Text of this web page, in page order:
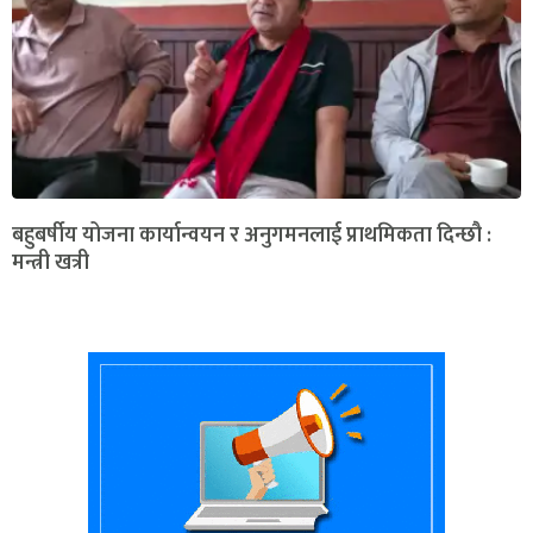
बहुबर्षीय योजना कार्यान्वयन र अनुगमनलाई प्राथमिकता दिन्छौ :
मन्त्री खत्री